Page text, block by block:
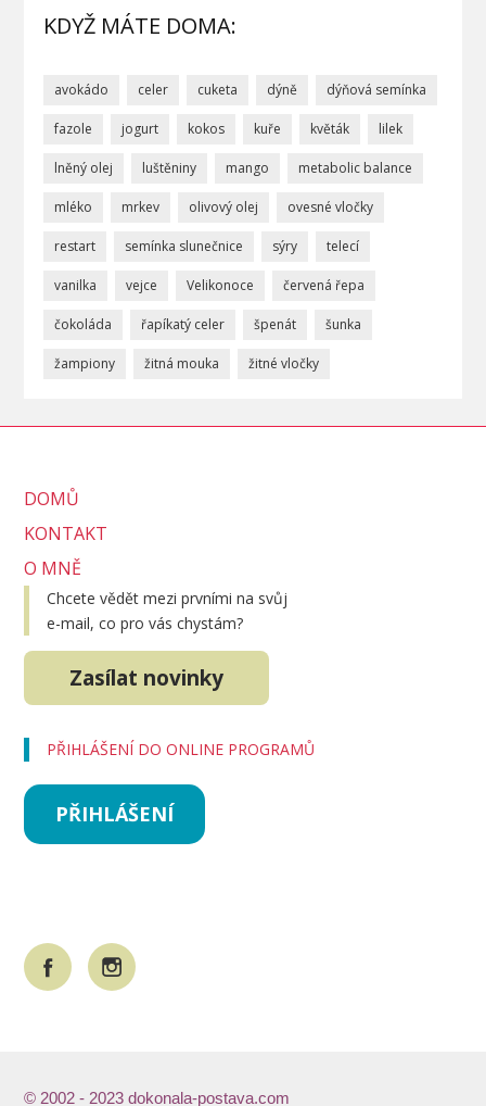
KDYŽ MÁTE DOMA:
avokádo celer cuketa dýně dýňová semínka
fazole jogurt kokos kuře květák lilek
lněný olej luštěniny mango metabolic balance
mléko mrkev olivový olej ovesné vločky
restart semínka slunečnice sýry telecí
vanilka vejce Velikonoce červená řepa
čokoláda řapíkatý celer špenát šunka
žampiony žitná mouka žitné vločky
DOMŮ
KONTAKT
O MNĚ
Chcete vědět mezi prvními na svůj
e-mail, co pro vás chystám?
Zasílat novinky
PŘIHLÁŠENÍ DO ONLINE PROGRAMŮ
PŘIHLÁŠENÍ
© 2002 - 2023 dokonala-postava.com